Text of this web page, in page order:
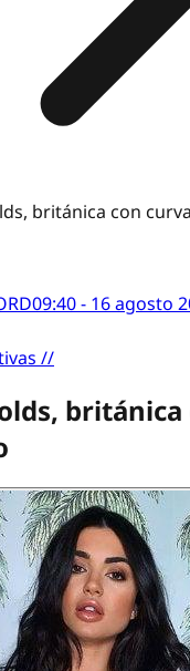
británica con
09:40 - 16 agosto
//
británica